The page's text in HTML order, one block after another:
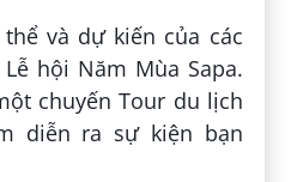
và dự kiến của các
hội Năm Mùa Sapa.
chuyến Tour du lịch
diễn ra sự kiện bạn